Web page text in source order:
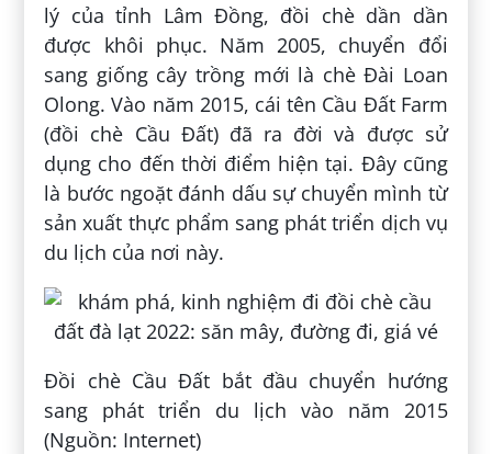
lý của tỉnh Lâm Đồng, đồi chè dần dần
được khôi phục. Năm 2005, chuyển đổi
sang giống cây trồng mới là chè Đài Loan
Olong. Vào năm 2015, cái tên Cầu Đất Farm
(đồi chè Cầu Đất) đã ra đời và được sử
dụng cho đến thời điểm hiện tại. Đây cũng
là bước ngoặt đánh dấu sự chuyển mình từ
sản xuất thực phẩm sang phát triển dịch vụ
du lịch của nơi này.
Đồi chè Cầu Đất bắt đầu chuyển hướng
sang phát triển du lịch vào năm 2015
(Nguồn: Internet)